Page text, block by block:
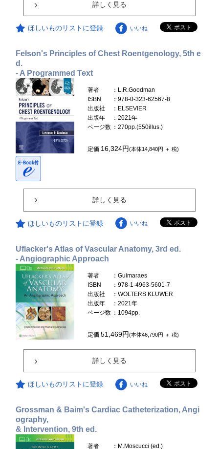
詳しく見る
ほしいものリストに登録 いいね
Felson's Principles of Chest Roentgenology, 5th e
d.
- A Programmed Text
著者
：L.R.Goodman
ISBN
：978-0-323-62567-8
出版社
：ELSEVIER
出版年
：2021年
ページ数 ：270pp.(550illus.)
定価 16,324円(本体14,840円 ＋ 税)
詳しく見る
ほしいものリストに登録 いいね
Uflacker's Atlas of Vascular Anatomy, 3rd ed.
- Angiographic Approach
著者
：Guimaraes
ISBN
：978-1-4963-5601-7
出版社
：WOLTERS KLUWER
出版年
：2021年
ページ数 ：1094pp.
定価51,469円(本体46,790円 ＋ 税)
詳しく見る
ほしいものリストに登録 いいね
Grossman & Baim's Cardiac Catheterization, Angi
ography,
& Intervention, 9th ed.
著者
：M.Moscucci (ed.)